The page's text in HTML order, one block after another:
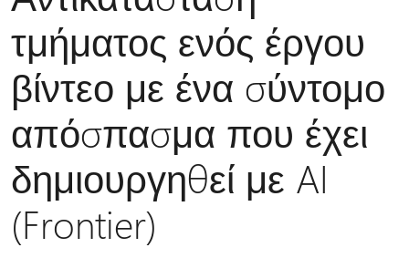
τμήματος ενός έργου
βίντεο με ένα σύντομο
απόσπασμα που έχει
δημιουργηθεί με AI
(Frontier)